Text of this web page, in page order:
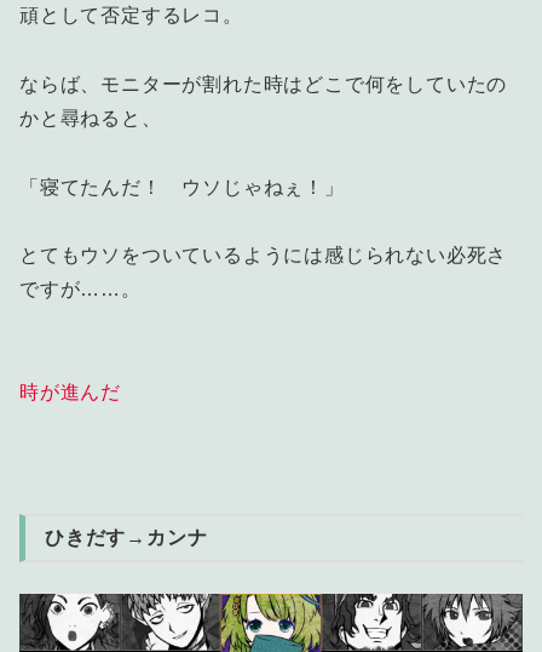
頑として否定するレコ。
ならば、モニターが割れた時はどこで何をしていたの
かと尋ねると、
「寝てたんだ！ ウソじゃねぇ！」
とてもウソをついているようには感じられない必死さ
ですが……。
時が進んだ
ひきだす→カンナ